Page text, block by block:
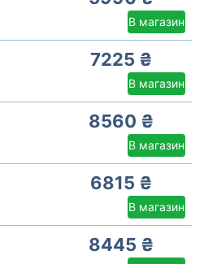
В магазин
7225 ₴
В магазин
8560 ₴
В магазин
6815 ₴
В магазин
8445 ₴